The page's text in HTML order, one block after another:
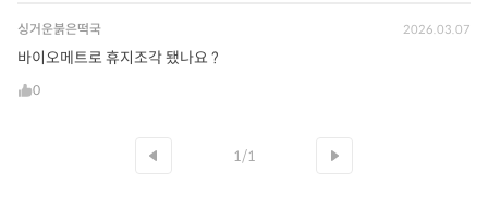
싱거운붉은떡국 2026.03.07
바이오메트로 휴지조각 됐나요 ?
0
1/1